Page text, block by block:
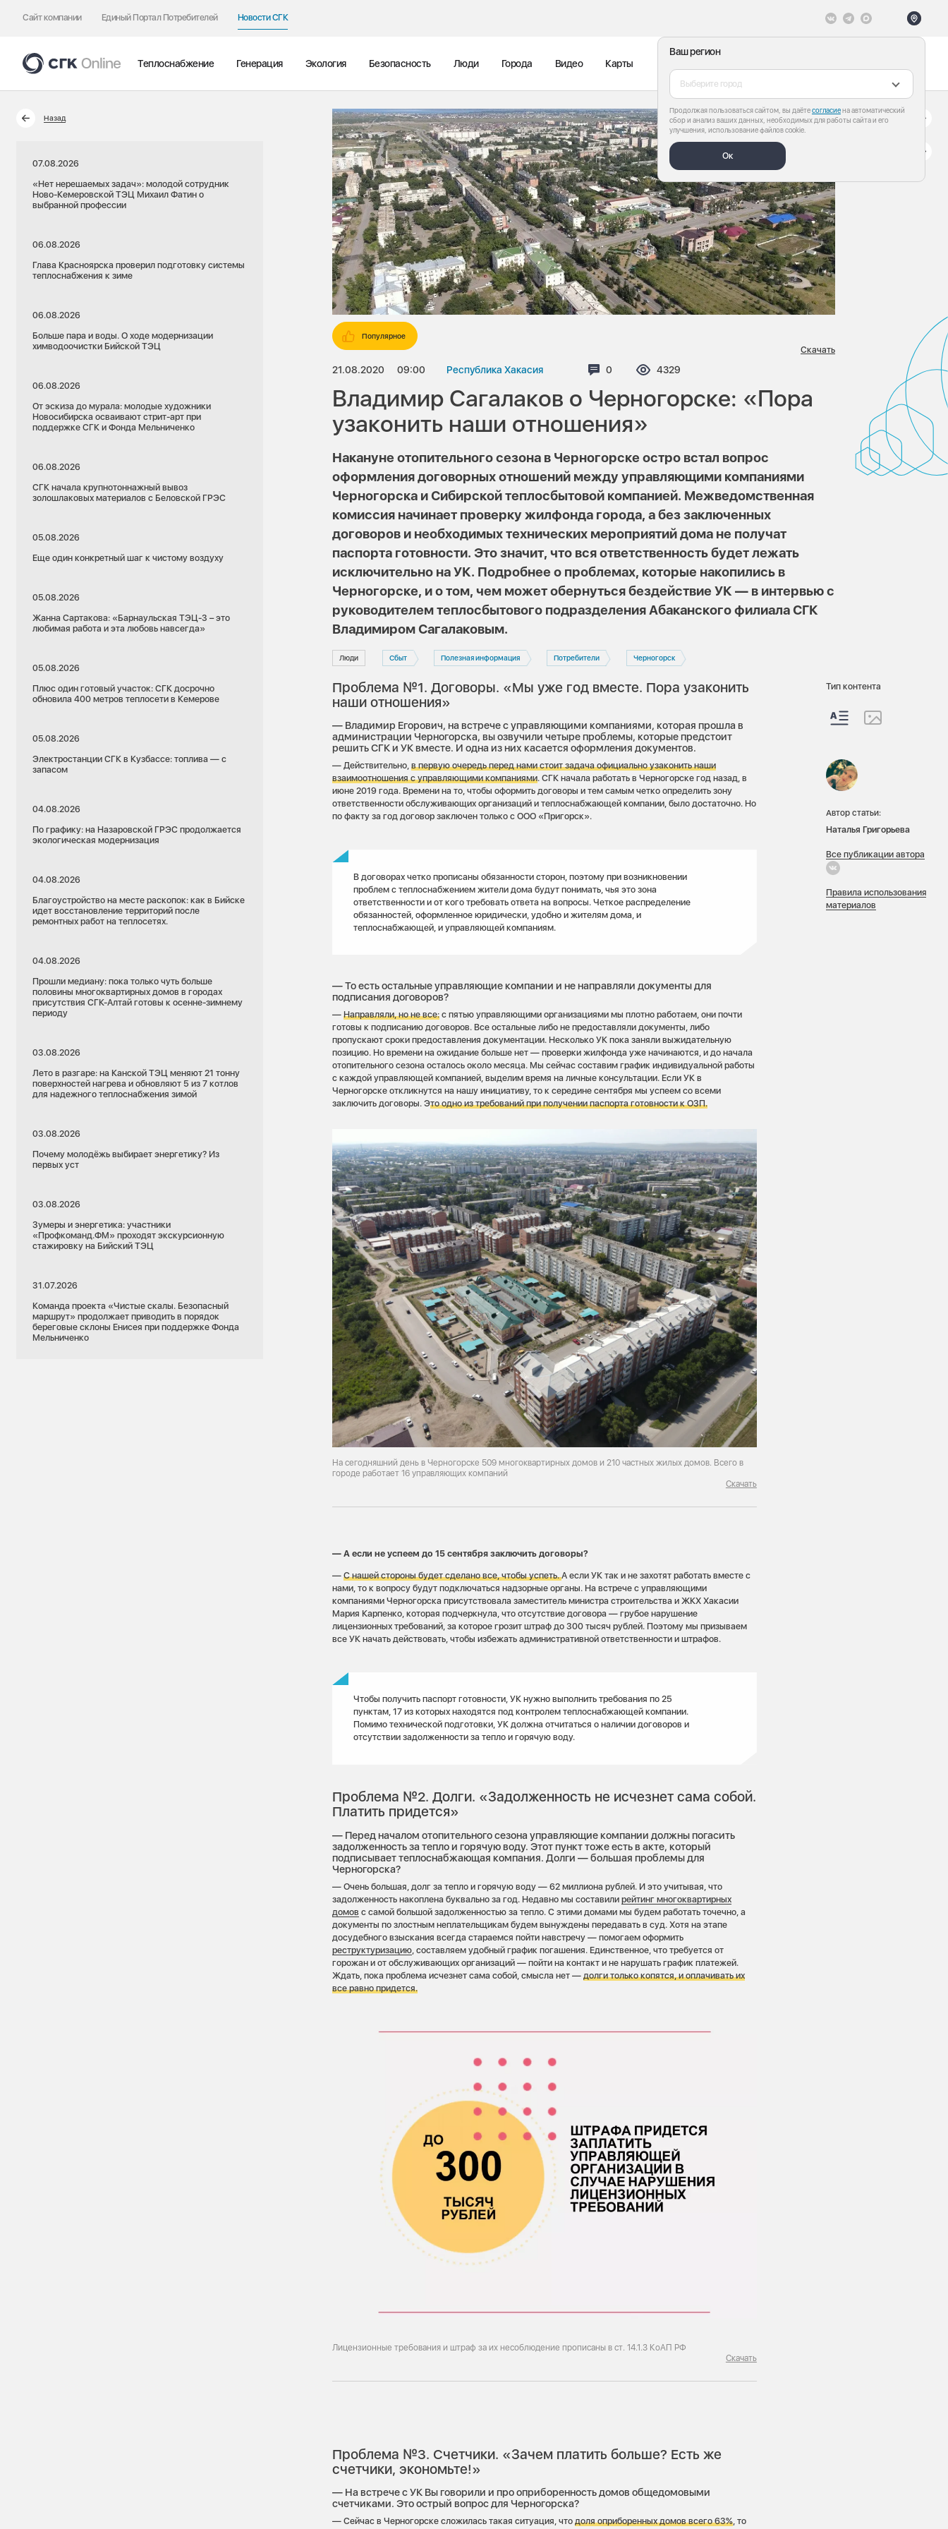
Сайт компании Единый Портал Потребителей Новости СГК
Ваш регион
Выберите город
Продолжая пользоваться сайтом, вы даётесогласиена автоматический
сбор и анализ ваших данных, необходимых для работы сайта и его
улучшения, использование файлов cookie.
Ок
Теплоснабжение Генерация Экология Безопасность Люди Города Видео Карты
Назад
07.08.2026
«Нет нерешаемых задач»: молодой сотрудник
Ново-Кемеровской ТЭЦ Михаил Фатин о
выбранной профессии
06.08.2026
Глава Красноярска проверил подготовку системы
теплоснабжения к зиме
06.08.2026
Больше пара и воды. О ходе модернизации
химводоочистки Бийской ТЭЦ
06.08.2026
От эскиза до мурала: молодые художники
Новосибирска осваивают стрит-арт при
поддержке СГК и Фонда Мельниченко
06.08.2026
СГК начала крупнотоннажный вывоз
золошлаковых материалов с Беловской ГРЭС
05.08.2026
Еще один конкретный шаг к чистому воздуху
05.08.2026
Жанна Сартакова: «Барнаульская ТЭЦ-3 – это
любимая работа и эта любовь навсегда»
05.08.2026
Плюс один готовый участок: СГК досрочно
обновила 400 метров теплосети в Кемерове
05.08.2026
Электростанции СГК в Кузбассе: топлива — с
запасом
04.08.2026
По графику: на Назаровской ГРЭС продолжается
экологическая модернизация
04.08.2026
Благоустройство на месте раскопок: как в Бийске
идет восстановление территорий после
ремонтных работ на теплосетях.
04.08.2026
Прошли медиану: пока только чуть больше
половины многоквартирных домов в городах
присутствия СГК-Алтай готовы к осенне-зимнему
периоду
03.08.2026
Лето в разгаре: на Канской ТЭЦ меняют 21 тонну
поверхностей нагрева и обновляют 5 из 7 котлов
для надежного теплоснабжения зимой
03.08.2026
Почему молодёжь выбирает энергетику? Из
первых уст
03.08.2026
Зумеры и энергетика: участники
«Профкоманд.ФМ» проходят экскурсионную
стажировку на Бийский ТЭЦ
31.07.2026
Команда проекта «Чистые скалы. Безопасный
маршрут» продолжает приводить в порядок
береговые склоны Енисея при поддержке Фонда
Мельниченко
Популярное
21.08.2020 09:00 Республика Хакасия Комментариев:
0 Просмотров:
4329
Скачать
Владимир Сагалаков о Черногорске: «Пора
узаконить наши отношения»
Накануне отопительного сезона в Черногорске остро встал вопрос
оформления договорных отношений между управляющими компаниями
Черногорска и Сибирской теплосбытовой компанией. Межведомственная
комиссия начинает проверку жилфонда города, а без заключенных
договоров и необходимых технических мероприятий дома не получат
паспорта готовности. Это значит, что вся ответственность будет лежать
исключительно на УК. Подробнее о проблемах, которые накопились в
Черногорске, и о том, чем может обернуться бездействие УК — в интервью с
руководителем теплосбытового подразделения Абаканского филиала СГК
Владимиром Сагалаковым.
Люди Сбыт Полезная информация Потребители Черногорск
Проблема №1. Договоры. «Мы уже год вместе. Пора узаконить
наши отношения»
— Владимир Егорович, на встрече с управляющими компаниями, которая прошла в
администрации Черногорска, вы озвучили четыре проблемы, которые предстоит
решить СГК и УК вместе. И одна из них касается оформления документов.
— Действительно,в первую очередь перед нами стоит задача официально узаконить наши
взаимоотношения с управляющими компаниями. СГК начала работать в Черногорске год назад, в
июне 2019 года. Времени на то, чтобы оформить договоры и тем самым четко определить зону
ответственности обслуживающих организаций и теплоснабжающей компании, было достаточно. Но
по факту за год договор заключен только с ООО «Пригорск».
В договорах четко прописаны обязанности сторон, поэтому при возникновении
проблем с теплоснабжением жители дома будут понимать, чья это зона
ответственности и от кого требовать ответа на вопросы. Четкое распределение
обязанностей, оформленное юридически, удобно и жителям дома, и
теплоснабжающей, и управляющей компаниям.
— То есть остальные управляющие компании и не направляли документы для
подписания договоров?
—Направляли, но не все: с пятью управляющими организациями мы плотно работаем, они почти
готовы к подписанию договоров. Все остальные либо не предоставляли документы, либо
пропускают сроки предоставления документации. Несколько УК пока заняли выжидательную
позицию. Но времени на ожидание больше нет — проверки жилфонда уже начинаются, и до начала
отопительного сезона осталось около месяца. Мы сейчас составим график индивидуальной работы
с каждой управляющей компанией, выделим время на личные консультации. Если УК в
Черногорске откликнутся на нашу инициативу, то к середине сентября мы успеем со всеми
заключить договоры. Это одно из требований при получении паспорта готовности к ОЗП.
На сегодняшний день в Черногорске 509 многоквартирных домов и 210 частных жилых домов. Всего в
городе работает 16 управляющих компаний
Скачать
— А если не успеем до 15 сентября заключить договоры?
—С нашей стороны будет сделано все, чтобы успеть.А если УК так и не захотят работать вместе с
нами, то к вопросу будут подключаться надзорные органы. На встрече с управляющими
компаниями Черногорска присутствовала заместитель министра строительства и ЖКХ Хакасии
Мария Карпенко, которая подчеркнула, что отсутствие договора — грубое нарушение
лицензионных требований, за которое грозит штраф до 300 тысяч рублей. Поэтому мы призываем
все УК начать действовать, чтобы избежать административной ответственности и штрафов.
Чтобы получить паспорт готовности, УК нужно выполнить требования по 25
пунктам, 17 из которых находятся под контролем теплоснабжающей компании.
Помимо технической подготовки, УК должна отчитаться о наличии договоров и
отсутствии задолженности за тепло и горячую воду.
Проблема №2. Долги. «Задолженность не исчезнет сама собой.
Платить придется»
— Перед началом отопительного сезона управляющие компании должны погасить
задолженность за тепло и горячую воду. Этот пункт тоже есть в акте, который
подписывает теплоснабжающая компания. Долги — большая проблемы для
Черногорска?
— Очень большая, долг за тепло и горячую воду — 62 миллиона рублей. И это учитывая, что
задолженность накоплена буквально за год. Недавно мы составилирейтинг многоквартирных
домов с самой большой задолженностью за тепло. С этими домами мы будем работать точечно, а
документы по злостным неплательщикам будем вынуждены передавать в суд. Хотя на этапе
досудебного взыскания всегда стараемся пойти навстречу — помогаем оформить
реструктуризацию, составляем удобный график погашения. Единственное, что требуется от
горожан и от обслуживающих организаций — пойти на контакт и не нарушать график платежей.
Ждать, пока проблема исчезнет сама собой, смысла нет —долги только копятся, и оплачивать их
все равно придется.
Лицензионные требования и штраф за их несоблюдение прописаны в ст. 14.1.3 КоАП РФ
Скачать
Проблема №3. Счетчики. «Зачем платить больше? Есть же
счетчики, экономьте!»
— На встрече с УК Вы говорили и про оприборенность домов общедомовыми
счетчиками. Это острый вопрос для Черногорска?
— Сейчас в Черногорске сложилась такая ситуация, чтодоля оприборенных домов всего 63%, то
Тип контента
Автор статьи:
Наталья Григорьева
Все публикации автора
Правила использования
материалов